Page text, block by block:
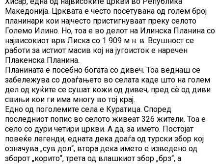
Македонија. Црквата е често посетувана од голем број
планинари кои најчесто пристигнуваат преку селото
Големо Илино. Но, тоа е во делот на Илинска Планина со
највисокиот врв Лиска со 1 909 м н. в. Всушност се
работи за истиот масив кој на југоисток е наречен
Плакенска Планина.
Планината е посебно богата со дивеч. Тоа веднаш се
забележува со доаѓањето во селата каде што на голем
дел од куќите се сушат кожи од дивеч, пред сѐ од диви
свињи кои ги има многу во тој крај.
Едно од поголемите села е Куратица. Според
последниот попис во селото живеат 326 жители. Тоа е
село со дури четири цркви. А да, за името. Постојат
повеќе легенди, едната дека доаѓа од турски збор кој
означува „сув дол“, втора дека името е изведено од
зборот „корито“, трета од влашкиот збор „брз“, а